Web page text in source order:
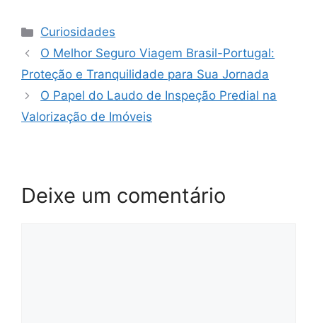
Categorias
Curiosidades
O Melhor Seguro Viagem Brasil-Portugal:
Proteção e Tranquilidade para Sua Jornada
O Papel do Laudo de Inspeção Predial na
Valorização de Imóveis
Deixe um comentário